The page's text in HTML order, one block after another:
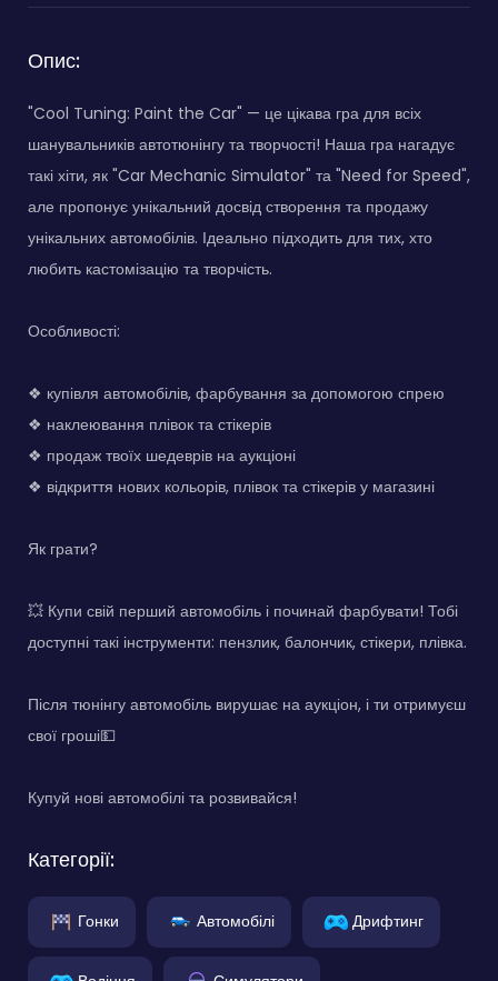
Опис:
"Cool Tuning: Paint the Car" — це цікава гра для всіх
шанувальників автотюнінгу та творчості! Наша гра нагадує
такі хіти, як "Car Mechanic Simulator" та "Need for Speed",
але пропонує унікальний досвід створення та продажу
унікальних автомобілів. Ідеально підходить для тих, хто
любить кастомізацію та творчість.
Особливості:
❖ купівля автомобілів, фарбування за допомогою спрею
❖ наклеювання плівок та стікерів
❖ продаж твоїх шедеврів на аукціоні
❖ відкриття нових кольорів, плівок та стікерів у магазині
Як грати?
💥 Купи свій перший автомобіль і починай фарбувати! Тобі
доступні такі інструменти: пензлик, балончик, стікери, плівка.
Після тюнінгу автомобіль вирушає на аукціон, і ти отримуєш
свої гроші💵
Купуй нові автомобілі та розвивайся!
Категорії:
Гонки Автомобілі Дрифтинг